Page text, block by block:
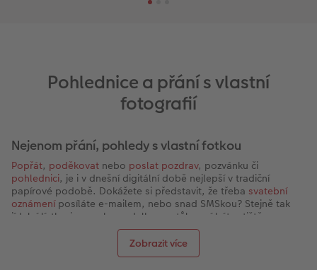
Pohlednice a přání s vlastní
fotografií
Zobrazit více
Nejenom přání, pohledy s vlastní fotkou
Popřát, poděkovat nebo poslat pozdrav, pozvánku či
pohlednici, je i v dnešní digitální době nejlepší v tradiční
papírové podobě. Dokážete si představit, že třeba svatební
oznámeníposíláte e-mailem, nebo snad SMSkou? Stejně tak
jídelní lístky, jmenovky, cedulky na stůl musí být vytištěny.
Originální pohled z dovolené
Jste na dovolené a chcete poslat pozdrav v podobě tradičního